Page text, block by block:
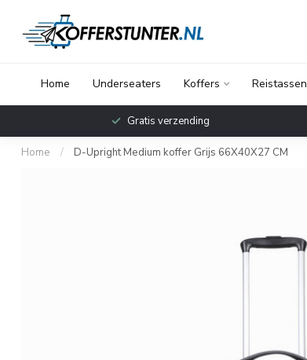
Home Underseaters Koffers Reistassen
Betaal later met Klarna
Home / D-Upright Medium koffer Grijs 66X40X27 CM